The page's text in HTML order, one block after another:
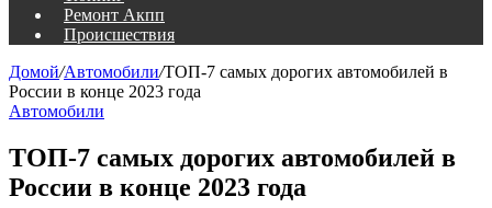
Ремонт Акпп
Происшествия
Домой/Автомобили/ТОП-7 самых дорогих автомобилей в
России в конце 2023 года
Автомобили
ТОП-7 самых дорогих автомобилей в
России в конце 2023 года